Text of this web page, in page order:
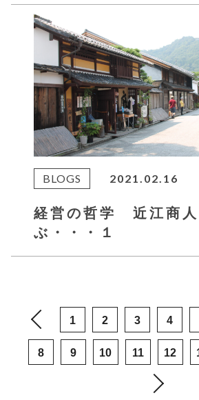
BLOGS 2021.02.16
経営の哲学 近江商人
ぶ・・・１
1 2 3 4
8 9 10 11 12